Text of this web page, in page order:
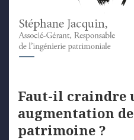
Faut-il craindre
augmentation
patrimoine ?